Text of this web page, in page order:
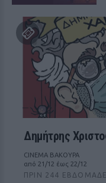
Δημήτρης
CINEMA ΒΑΚΟΥΡΑ
από 21/12 έως 22/12
ΠΡΙΝ 244